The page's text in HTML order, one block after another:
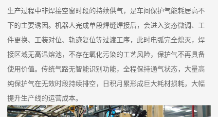
生产过程中非焊接空窗时段的持续供气，是车间保护气能耗居高不
下的主要诱因。机器人完成单段焊缝焊接后，会进入姿态微调、工
件更换、工装对位、轨迹复位等过渡工序，此时电弧完全熄灭，焊
接区域无高温熔池，不存在氧化污染的工艺风险，保护气不再具备
使用价值。传统气路无智能识别功能，全程保持通气状态，大量高
纯保护气在无效时段持续排空，日积月累形成巨大耗材损耗，大幅
提升生产线的运营成本。